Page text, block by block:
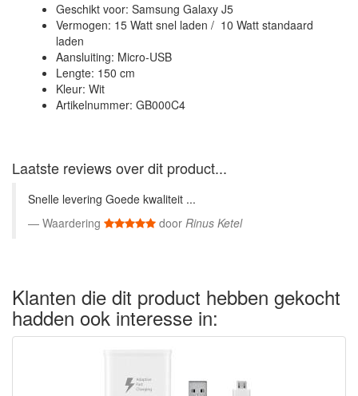
Geschikt voor: Samsung Galaxy J5
Vermogen: 15 Watt snel laden / 10 Watt standaard
laden
Aansluiting: Micro-USB
Lengte: 150 cm
Kleur: Wit
Artikelnummer: GB000C4
Laatste reviews over dit product...
Snelle levering Goede kwaliteit ...
Waardering
door Rinus Ketel
Klanten die dit product hebben gekocht
hadden ook interesse in: